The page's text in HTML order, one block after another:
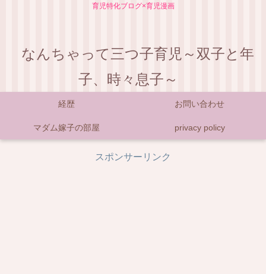
育児特化ブログ×育児漫画
なんちゃって三つ子育児～双子と年
子、時々息子～
経歴 お問い合わせ
マダム嫁子の部屋 privacy policy
スポンサーリンク